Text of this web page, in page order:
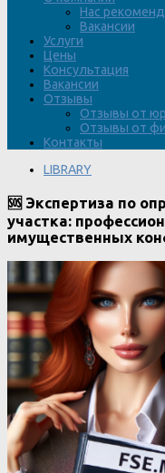
Нас
Вакансии
Услуги
Цены
Консультация
Вакансии
Отзывы
Отзывы от
Отзывы от
Контакты
LIBRARY
🆘 Экспертиза по
участка:
имущественных